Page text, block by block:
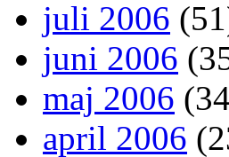
juli 2006
juni 2006
maj 2006
april 2006